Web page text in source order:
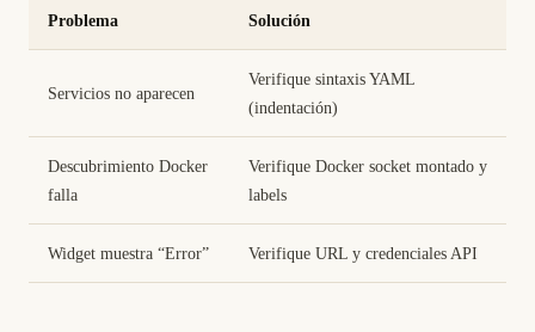
Problema Solución
Servicios no aparecen
Verifique sintaxis YAML
(indentación)
Descubrimiento Docker
falla
Verifique Docker socket montado y
labels
Widget muestra “Error” Verifique URL y credenciales API